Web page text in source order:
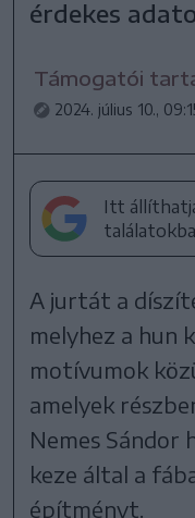
érdekes
Támogatói
2024. július 10.,
Itt
A jurtát a
melyhez a hun
motívumok
amelyek
Nemes Sándor
keze által a
építményt.